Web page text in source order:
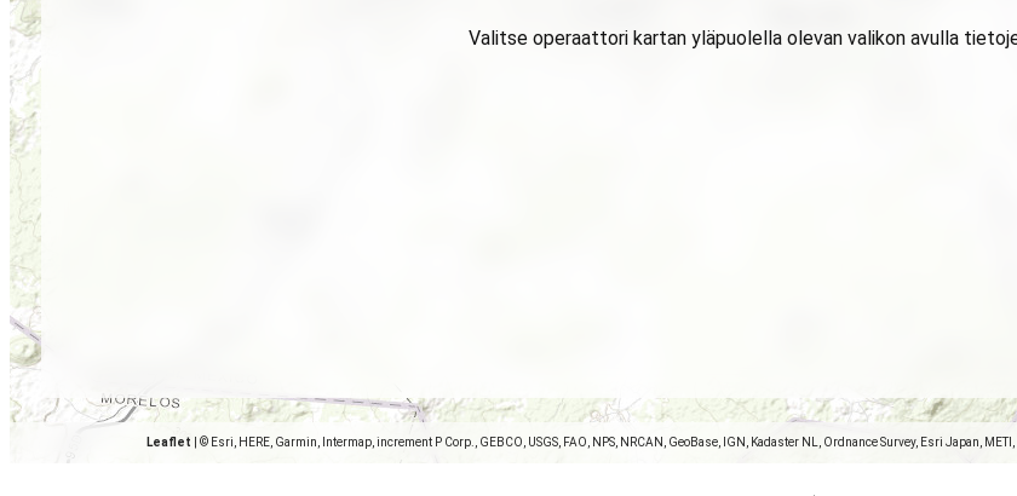
Leaflet © Esri, HERE, Garmin, Intermap, increment P Corp., GEBCO, USGS, FAO, NPS, NRCAN, GeoBase, IGN, Kadaster NL, Ordnance Survey, Esri Japan,
Valitse operaattori kartan yläpuolella olevan valikon avulla